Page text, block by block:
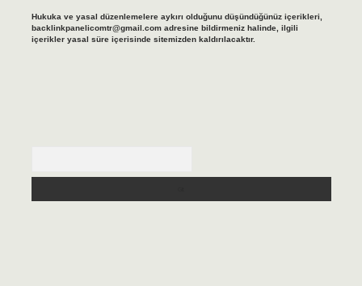
Hukuka ve yasal düzenlemelere aykırı olduğunu düşündüğünüz içerikleri,
backlinkpanelicomtr@gmail.comadresine bildirmeniz halinde, ilgili
içerikler yasal süre içerisinde sitemizden kaldırılacaktır.